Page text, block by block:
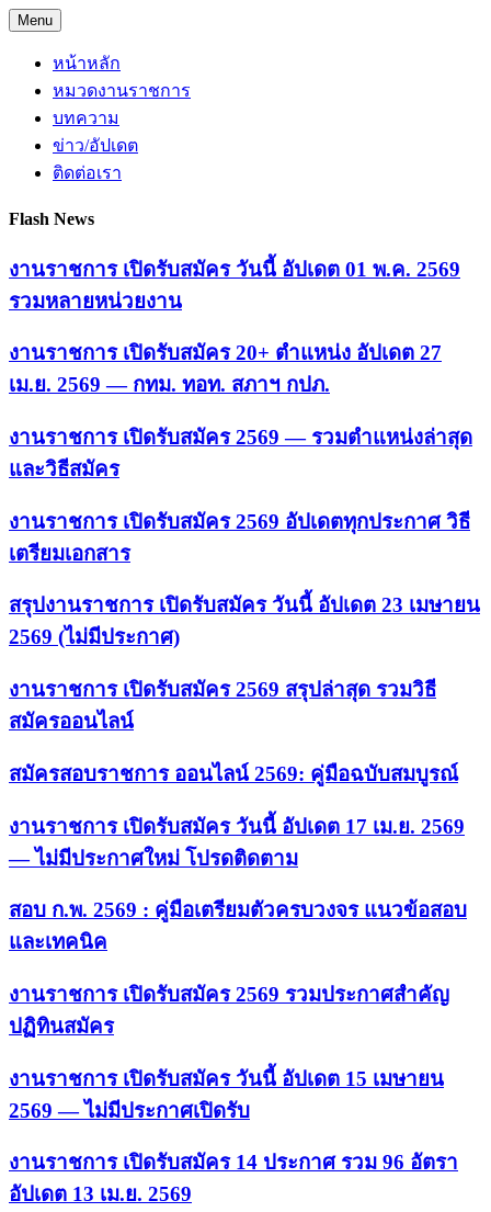
Skip
to
content
Menu
หน้าหลัก
หมวดงานราชการ
บทความ
ข่าว/อัปเดต
ติดต่อเรา
Flash News
งานราชการ เปิดรับสมัคร วันนี้ อัปเดต 01 พ.ค. 2569
รวมหลายหน่วยงาน
งานราชการ เปิดรับสมัคร 20+ ตำแหน่ง อัปเดต 27
เม.ย. 2569 — กทม. ทอท. สภาฯ กปภ.
งานราชการ เปิดรับสมัคร 2569 — รวมตำแหน่งล่าสุด
และวิธีสมัคร
งานราชการ เปิดรับสมัคร 2569 อัปเดตทุกประกาศ วิธี
เตรียมเอกสาร
สรุปงานราชการ เปิดรับสมัคร วันนี้ อัปเดต 23 เมษายน
2569 (ไม่มีประกาศ)
งานราชการ เปิดรับสมัคร 2569 สรุปล่าสุด รวมวิธี
สมัครออนไลน์
สมัครสอบราชการ ออนไลน์ 2569: คู่มือฉบับสมบูรณ์
งานราชการ เปิดรับสมัคร วันนี้ อัปเดต 17 เม.ย. 2569
— ไม่มีประกาศใหม่ โปรดติดตาม
สอบ ก.พ. 2569 : คู่มือเตรียมตัวครบวงจร แนวข้อสอบ
และเทคนิค
งานราชการ เปิดรับสมัคร 2569 รวมประกาศสำคัญ
ปฏิทินสมัคร
งานราชการ เปิดรับสมัคร วันนี้ อัปเดต 15 เมษายน
2569 — ไม่มีประกาศเปิดรับ
งานราชการ เปิดรับสมัคร 14 ประกาศ รวม 96 อัตรา
อัปเดต 13 เม.ย. 2569